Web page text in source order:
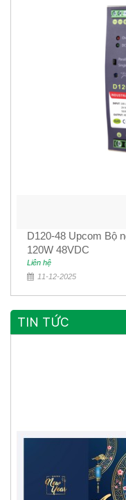
D120-48 Upcom Bộ
120W 48VDC
Liên hệ
11-12-2025
TIN TỨC